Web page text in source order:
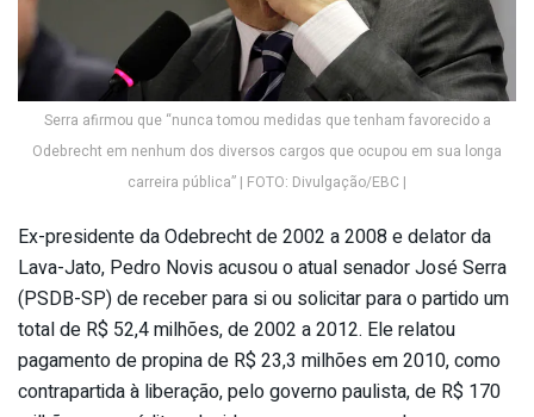
Serra afirmou que “nunca tomou medidas que tenham favorecido a
Odebrecht em nenhum dos diversos cargos que ocupou em sua longa
carreira pública” | FOTO: Divulgação/EBC |
Ex-presidente da Odebrecht de 2002 a 2008 e delator da
Lava-Jato, Pedro Novis acusou o atual senador José Serra
(PSDB-SP) de receber para si ou solicitar para o partido um
total de R$ 52,4 milhões, de 2002 a 2012. Ele relatou
pagamento de propina de R$ 23,3 milhões em 2010, como
contrapartida à liberação, pelo governo paulista, de R$ 170